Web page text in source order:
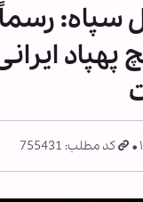
سپاه: رسماً
کد مطلب: 755431